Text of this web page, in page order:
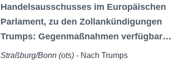
Handelsausschusses im Europäischen
Parlament, zu den Zollankündigungen
Trumps: Gegenmaßnahmen verfügbar…
Straßburg/Bonn (ots)- Nach Trumps